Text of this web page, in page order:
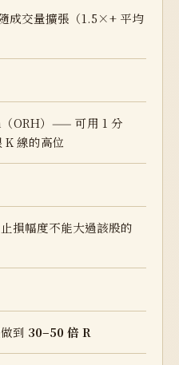
成交量擴張（1.5×+ 平均
ORH）—— 可用 1 分
K 線的高位
損幅度不能大過該股的
到 30–50 倍 R